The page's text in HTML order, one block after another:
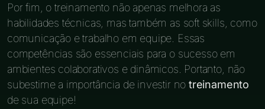
Por fim, o treinamento não apenas melhora as
habilidades técnicas, mas também as soft skills, como
comunicação e trabalho em equipe. Essas
competências são essenciais para o sucesso em
ambientes colaborativos e dinâmicos. Portanto, não
subestime a importância de investir no treinamento
de sua equipe!